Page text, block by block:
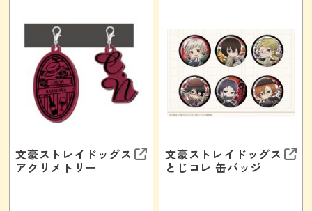
文豪ストレイドッグス
アクリメトリー
文豪ストレイドッグス
とじコレ 缶バッジ